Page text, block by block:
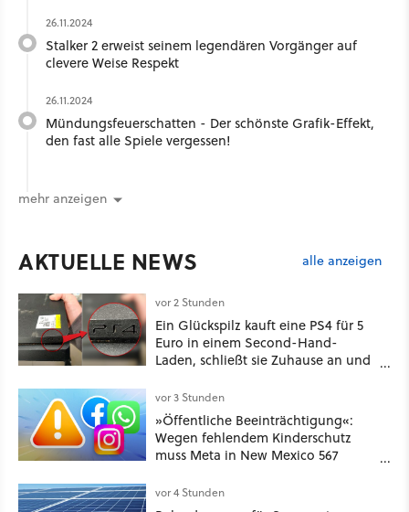
26.11.2024
Stalker 2 erweist seinem legendären Vorgänger auf
clevere Weise Respekt
26.11.2024
Mündungsfeuerschatten - Der schönste Grafik-Effekt,
den fast alle Spiele vergessen!
mehr anzeigen
AKTUELLE NEWS alle anzeigen
vor 2 Stunden
Ein Glückspilz kauft eine PS4 für 5
Euro in einem Second-Hand-
Laden, schließt sie Zuhause an und
funktionierende PlayStation [Best of
GameStar]
vor 3 Stunden
»Öffentliche Beeinträchtigung«:
Wegen fehlendem Kinderschutz
muss Meta in New Mexico 567
vor 4 Stunden